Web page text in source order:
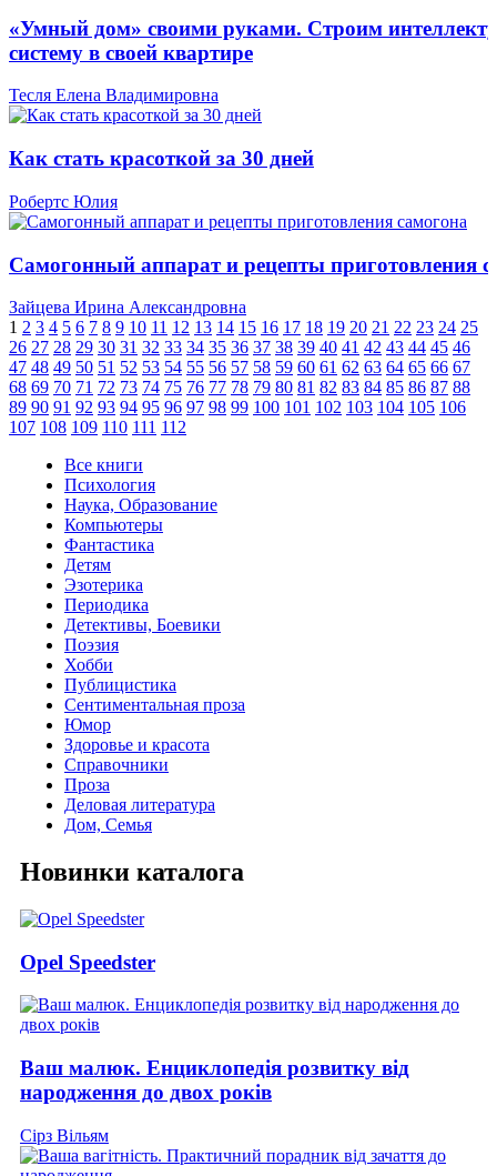
«Умный дом» своими руками. Строим
систему в своей квартире
Тесля Елена Владимировна
Как стать красоткой за 30 дней
Робертс Юлия
Самогонный аппарат и рецепты приготовления
Зайцева Ирина Александровна
1 2 3 4 5 6 7 8 9 10 11 12 13 14 15 16 17 18 19 20 21 22 23 24 25
26 27 28 29 30 31 32 33 34 35 36 37 38 39 40 41 42 43 44 45 46
47 48 49 50 51 52 53 54 55 56 57 58 59 60 61 62 63 64 65 66 67
68 69 70 71 72 73 74 75 76 77 78 79 80 81 82 83 84 85 86 87 88
89 90 91 92 93 94 95 96 97 98 99 100 101 102 103 104 105 106
107 108 109 110 111 112
Все книги
Психология
Наука, Образование
Компьютеры
Фантастика
Детям
Эзотерика
Периодика
Детективы, Боевики
Поэзия
Хобби
Публицистика
Сентиментальная проза
Юмор
Здоровье и красота
Справочники
Проза
Деловая литература
Дом, Семья
Новинки каталога
Opel Speedster
Ваш малюк. Енциклопедія розвитку від
народження до двох років
Сірз Вільям